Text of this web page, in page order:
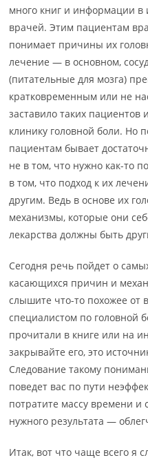
много книг и информации в
врачей. Этим пациентам
понимает причины их
лечение — в основном,
(питательные для мозга)
кратковременным или не
заставило таких
клинику головной боли. Но
пациентам бывает
не в том, что нужно как-то
в том, что подход к их
другим. Ведь в основе их
механизмы, которые они
лекарства должны быть
Сегодня речь пойдет о
касающихся причин и
слышите что-то похожее от
специалистом по головной
прочитали в книге или на
закрывайте его, это
Следование такому
поведет вас по пути
потратите массу времени и
нужного результата —
Итак, вот что чаще всего я